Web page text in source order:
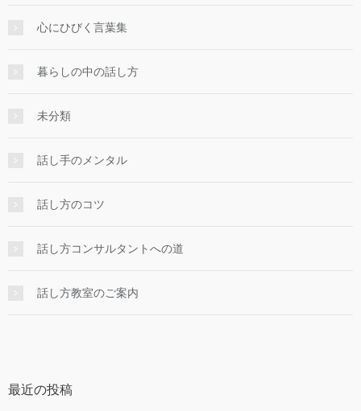
心にひびく言葉集
暮らしの中の話し方
未分類
話し手のメンタル
話し方のコツ
話し方コンサルタントへの道
話し方教室のご案内
最近の投稿